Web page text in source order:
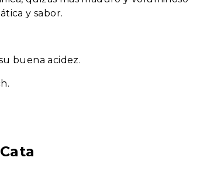
y sabor.
buena acidez.